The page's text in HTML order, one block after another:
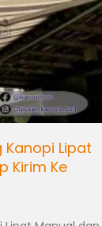
Kanopi Lipat
Kirim Ke